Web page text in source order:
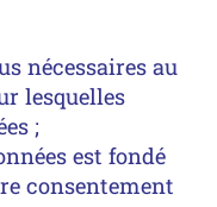
nécessaires au
lesquelles
;
est fondé
consentement